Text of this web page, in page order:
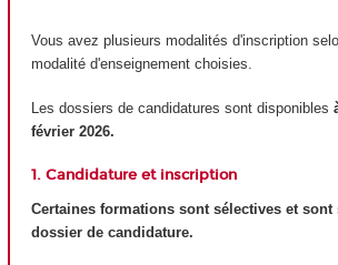
Vous avez plusieurs modalités d'inscription
modalité d'enseignement choisies.
Les dossiers de candidatures sont disponibles
février 2026.
1. Candidature et inscription
Certaines formations sont sélectives et sont
dossier de candidature.